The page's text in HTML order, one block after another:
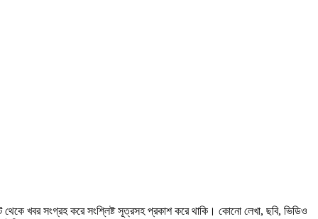
থেকে খবর সংগ্রহ করে সংশ্লিষ্ট সূত্রসহ প্রকাশ করে থাকি। কোনো লেখা, ছবি, ভিডিও